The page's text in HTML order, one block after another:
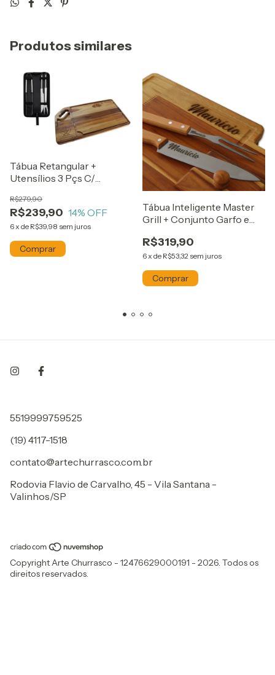
Produtos similares
Tábua Retangular +
Utensílios 3 Pçs C/
R$239,90
R$279,90
14% OFF
6x de R$39,98 sem juros
Tábua Inteligente Master
Grill + Conjunto Garfo e
R$319,90
6x de R$53,32 sem juros
5519999759525
(19) 4117-1518
contato@artechurrasco.com.br
Rodovia Flavio de Carvalho, 45 - Vila Santana -
Valinhos/SP
Copyright Arte Churrasco - 12476629000191 - 2026. Todos os
direitos reservados.